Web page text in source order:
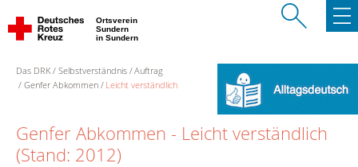
Ortsverein
Sundern
in Sundern
Das DRK Selbstverständnis
Auftrag
Genfer Abkommen
Leicht verständlich
Genfer Abkommen - Leicht verständlich
(Stand: 2012)